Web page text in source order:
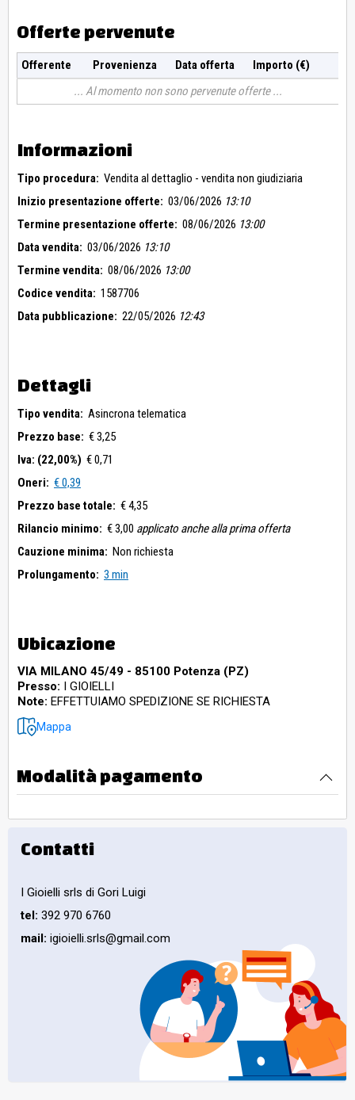
Offerte pervenute
Offerente Provenienza Data offerta
Importo (€)
Al momento non sono pervenute offerte
Informazioni
Tipo procedura: Vendita al dettaglio - vendita non giudiziaria
Inizio presentazione offerte: 03/06/2026 13:10
Termine presentazione offerte: 08/06/2026 13:00
Data vendita: 03/06/2026 13:10
Termine vendita: 08/06/2026 13:00
Codice vendita: 1587706
Data pubblicazione: 22/05/2026 12:43
Dettagli
Tipo vendita: Asincrona telematica
Prezzo base: € 3,25
Iva: (22,00%) € 0,71
Oneri: € 0,39
Prezzo base totale: € 4,35
Rilancio minimo: € 3,00 applicato anche alla prima offerta
Cauzione minima: Non richiesta
Prolungamento: 3 min
Ubicazione
VIA MILANO 45/49 - 85100 Potenza (PZ)
Presso: I GIOIELLI
Note: EFFETTUIAMO SPEDIZIONE SE RICHIESTA
Mappa
Modalità pagamento
Contatti
I Gioielli srls di Gori Luigi
tel: 392 970 6760
mail: igioielli.srls@gmail.com